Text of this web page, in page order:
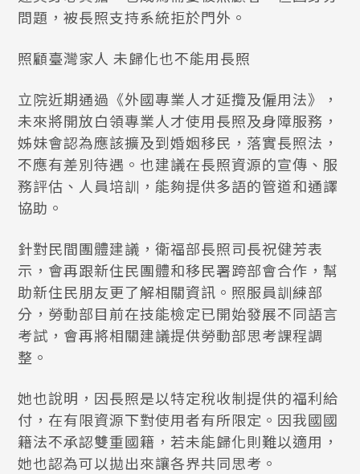
問題，被長照支持系統拒於門外。
照顧臺灣家人 未歸化也不能用長照
立院近期通過《外國專業人才延攬及僱用法》，
未來將開放白領專業人才使用長照及身障服務，
姊妹會認為應該擴及到婚姻移民，落實長照法，
不應有差別待遇。也建議在長照資源的宣傳、服
務評估、人員培訓，能夠提供多語的管道和通譯
協助。
針對民間團體建議，衛福部長照司長祝健芳表
示，會再跟新住民團體和移民署跨部會合作，幫
助新住民朋友更了解相關資訊。照服員訓練部
分，勞動部目前在技能檢定已開始發展不同語言
考試，會再將相關建議提供勞動部思考課程調
整。
她也說明，因長照是以特定稅收制提供的福利給
付，在有限資源下對使用者有所限定。因我國國
籍法不承認雙重國籍，若未能歸化則難以適用，
她也認為可以拋出來讓各界共同思考。